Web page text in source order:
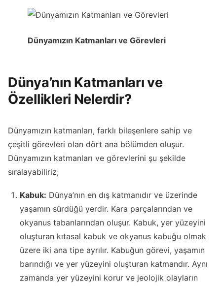
Dünyamızın Katmanları ve Görevleri
Dünya’nın Katmanları ve
Özellikleri Nelerdir?
Dünyamızın katmanları, farklı bileşenlere sahip ve
çeşitli görevleri olan dört ana bölümden oluşur.
Dünyamızın katmanları ve görevlerini şu şekilde
sıralayabiliriz;
Kabuk: Dünya’nın en dış katmanıdır ve üzerinde
yaşamın sürdüğü yerdir. Kara parçalarından ve
okyanus tabanlarından oluşur. Kabuk, yer yüzeyini
oluşturan kıtasal kabuk ve okyanus kabuğu olmak
üzere iki ana tipe ayrılır. Kabuğun görevi, yaşamın
barındığı ve yer yüzeyini oluşturan katmandır. Aynı
zamanda yer yüzeyini korur ve jeolojik olayların